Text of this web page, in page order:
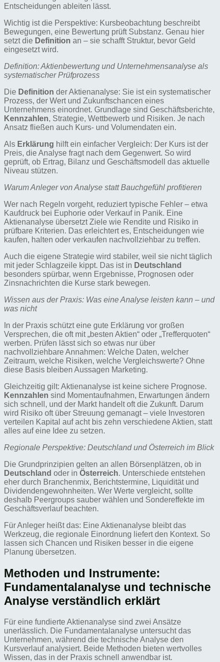
Entscheidungen ableiten lässt.
Wichtig ist die Perspektive: Kursbeobachtung beschreibt
Bewegungen, eine Bewertung prüft Substanz. Genau hier
setzt die Definition an – sie schafft Struktur, bevor Geld
eingesetzt wird.
Definition: Aktienbewertung und Unternehmensanalyse als
systematischer Prüfprozess
Die Definition der Aktienanalyse: Sie ist ein systematischer
Prozess, der Wert und Zukunftschancen eines
Unternehmens einordnet. Grundlage sind Geschäftsberichte,
Kennzahlen, Strategie, Wettbewerb und Risiken. Je nach
Ansatz fließen auch Kurs- und Volumendaten ein.
Als Erklärung hilft ein einfacher Vergleich: Der Kurs ist der
Preis, die Analyse fragt nach dem Gegenwert. So wird
geprüft, ob Ertrag, Bilanz und Geschäftsmodell das aktuelle
Niveau stützen.
Warum Anleger von Analyse statt Bauchgefühl profitieren
Wer nach Regeln vorgeht, reduziert typische Fehler – etwa
Kaufdruck bei Euphorie oder Verkauf in Panik. Eine
Aktienanalyse übersetzt Ziele wie Rendite und Risiko in
prüfbare Kriterien. Das erleichtert es, Entscheidungen wie
kaufen, halten oder verkaufen nachvollziehbar zu treffen.
Auch die eigene Strategie wird stabiler, weil sie nicht täglich
mit jeder Schlagzeile kippt. Das ist in Deutschland
besonders spürbar, wenn Ergebnisse, Prognosen oder
Zinsnachrichten die Kurse stark bewegen.
Wissen aus der Praxis: Was eine Analyse leisten kann – und
was nicht
In der Praxis schützt eine gute Erklärung vor großen
Versprechen, die oft mit „besten Aktien“ oder „Trefferquoten“
werben. Prüfen lässt sich so etwas nur über
nachvollziehbare Annahmen: Welche Daten, welcher
Zeitraum, welche Risiken, welche Vergleichswerte? Ohne
diese Basis bleiben Aussagen Marketing.
Gleichzeitig gilt: Aktienanalyse ist keine sichere Prognose.
Kennzahlen sind Momentaufnahmen, Erwartungen ändern
sich schnell, und der Markt handelt oft die Zukunft. Darum
wird Risiko oft über Streuung gemanagt – viele Investoren
verteilen Kapital auf acht bis zehn verschiedene Aktien, statt
alles auf eine Idee zu setzen.
Regionale Perspektive: Deutschland und Österreich im Blick
Die Grundprinzipien gelten an allen Börsenplätzen, ob in
Deutschland oder in Österreich. Unterschiede entstehen
eher durch Branchenmix, Berichtstermine, Liquidität und
Dividendengewohnheiten. Wer Werte vergleicht, sollte
deshalb Peergroups sauber wählen und Sondereffekte im
Geschäftsverlauf beachten.
Für Anleger heißt das: Eine Aktienanalyse bleibt das
Werkzeug, die regionale Einordnung liefert den Kontext. So
lassen sich Chancen und Risiken besser in die eigene
Planung übersetzen.
Methoden und Instrumente:
Fundamentalanalyse und technische
Analyse verständlich erklärt
Für eine fundierte Aktienanalyse sind zwei Ansätze
unerlässlich. Die Fundamentalanalyse untersucht das
Unternehmen, während die technische Analyse den
Kursverlauf analysiert. Beide Methoden bieten wertvolles
Wissen, das in der Praxis schnell anwendbar ist.